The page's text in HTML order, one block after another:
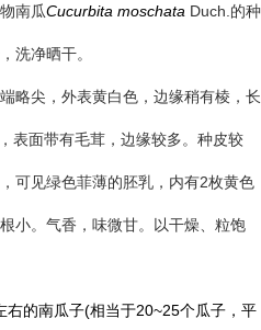
南瓜Cucurbita moschata Duch.的种
洗净晒干。
略尖，外表黄白色，边缘稍有棱，长
表面带有毛茸，边缘较多。种皮较
可见绿色菲薄的胚乳，内有2枚黄色
小。气香，味微甘。以干燥、粒饱
右的南瓜子(相当于20~25个瓜子，平